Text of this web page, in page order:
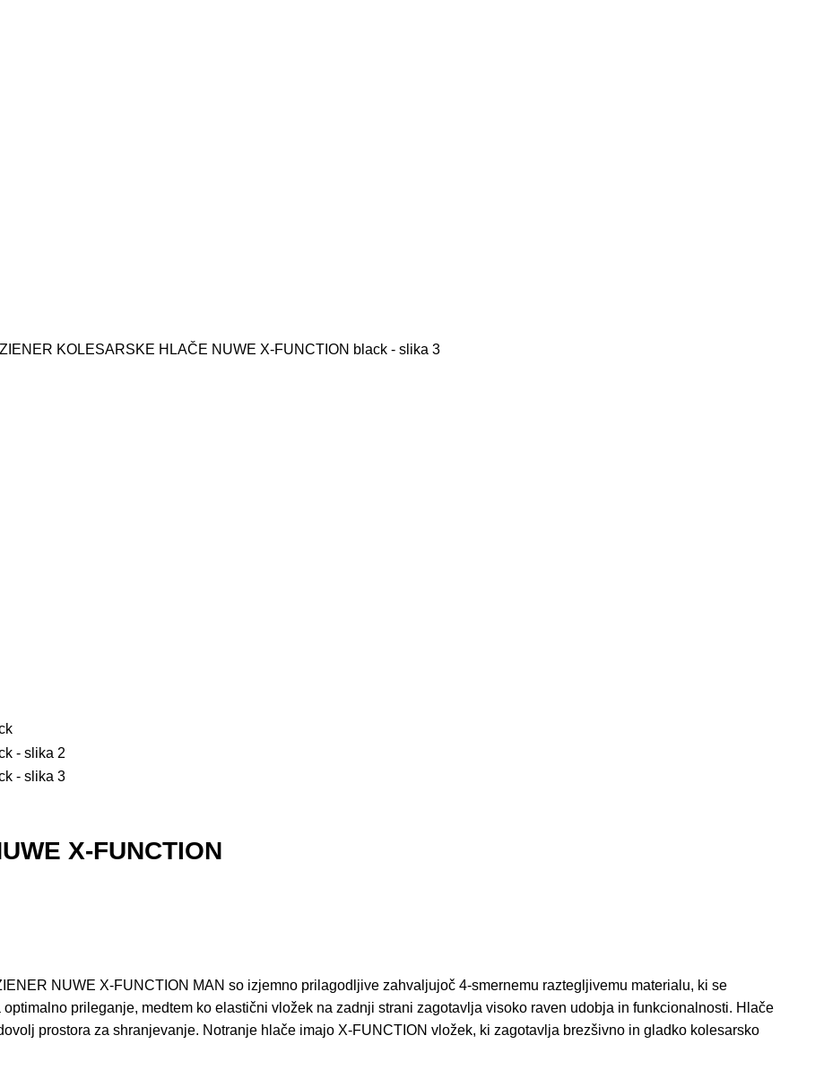
X-FUNCTION
NUWE X-FUNCTION MAN so izjemno prilagodljive zahvaljujoč 4-smernemu raztegljivemu materialu, ki se
prileganje, medtem ko elastični vložek na zadnji strani zagotavlja visoko raven udobja in funkcionalnosti. Hlače
prostora za shranjevanje. Notranje hlače imajo X-FUNCTION vložek, ki zagotavlja brezšivno in gladko kolesarsko